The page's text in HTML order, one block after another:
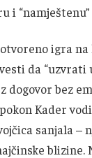
i
igra
da “uzvrati
dogovor bez
Kader
sanjala –
blizine.